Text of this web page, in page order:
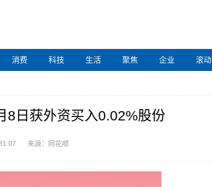
消费 科技 生活 聚焦 企业 滚动
8日获外资买入0.02%股份
来源：同花顺